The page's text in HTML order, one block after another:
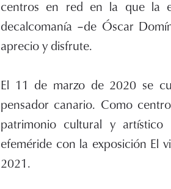
centros en red en la que la
decalcomanía –de Óscar
aprecio y disfrute.
El 11 de marzo de 2020 se
pensador canario. Como
patrimonio cultural y
efeméride con la exposición El
2021.